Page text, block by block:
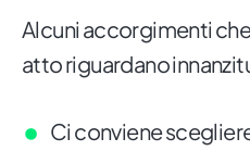
Alcuni accorgimenti
atto riguardano
Ci conviene